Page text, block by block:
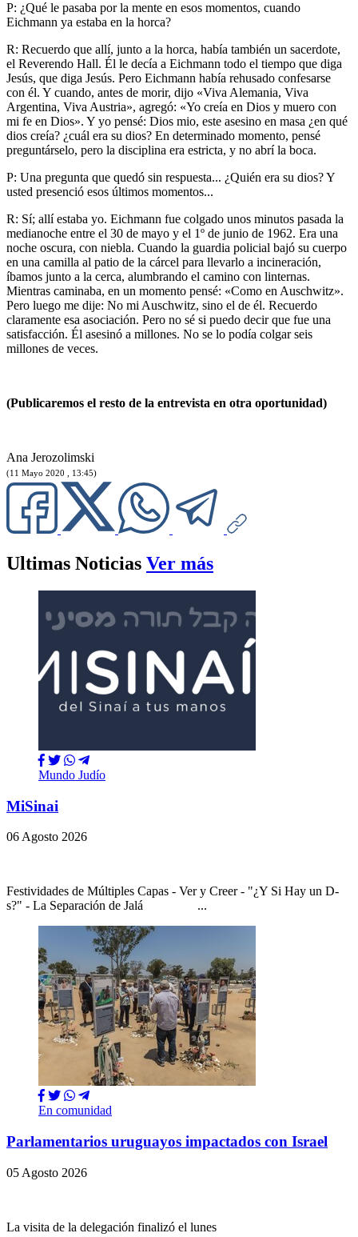
P: ¿Qué le pasaba por la mente en esos momentos, cuando
Eichmann ya estaba en la horca?
R: Recuerdo que allí, junto a la horca, había también un sacerdote,
el Reverendo Hall. Él le decía a Eichmann todo el tiempo que diga
Jesús, que diga Jesús. Pero Eichmann había rehusado confesarse
con él. Y cuando, antes de morir, dijo «Viva Alemania, Viva
Argentina, Viva Austria», agregó: «Yo creía en Dios y muero con
mi fe en Dios». Y yo pensé: Dios mio, este asesino en masa ¿en qué
dios creía? ¿cuál era su dios? En determinado momento, pensé
preguntárselo, pero la disciplina era estricta, y no abrí la boca.
P: Una pregunta que quedó sin respuesta... ¿Quién era su dios? Y
usted presenció esos últimos momentos...
R: Sí; allí estaba yo. Eichmann fue colgado unos minutos pasada la
medianoche entre el 30 de mayo y el 1º de junio de 1962. Era una
noche oscura, con niebla. Cuando la guardia policial bajó su cuerpo
en una camilla al patio de la cárcel para llevarlo a incineración,
íbamos junto a la cerca, alumbrando el camino con linternas.
Mientras caminaba, en un momento pensé: «Como en Auschwitz».
Pero luego me dije: No mi Auschwitz, sino el de él. Recuerdo
claramente esa asociación. Pero no sé si puedo decir que fue una
satisfacción. Él asesinó a millones. No se lo podía colgar seis
millones de veces.
(Publicaremos el resto de la entrevista en otra oportunidad)
Ana Jerozolimski
(11 Mayo 2020 , 13:45)
Ultimas Noticias Ver más
Mundo Judío
MiSinai
06 Agosto 2026
Festividades de Múltiples Capas - Ver y Creer - "¿Y Si Hay un D-
s?" - La Separación de Jalá ...
En comunidad
Parlamentarios uruguayos impactados con Israel
05 Agosto 2026
La visita de la delegación finalizó el lunes